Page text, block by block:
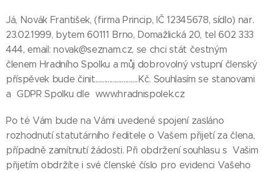
Já, Novák František, (firma Princip, IČ 12345678, sídlo) nar.
23.02.1999, bytem 60111 Brno, Domažlická 20, tel 602 333
444, email: novak@seznam.cz, se chci stát čestným
členem Hradního Spolku a můj dobrovolný vstupní členský
příspěvek bude činit...........................Kč. Souhlasím se stanovami
a GDPR Spolku dle www.hradnispolek.cz
Po té Vám bude na Vámi uvedené spojení zasláno
rozhodnutí statutárního ředitele o Vašem přijetí za člena,
případně zamítnutí žádosti. Při obdržení souhlasu s Vašim
přijetím obdržíte i své členské číslo pro evidenci Vašeho